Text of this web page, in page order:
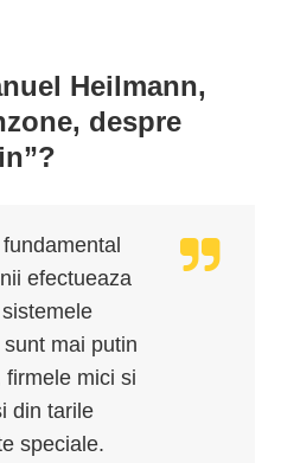
Heilmann,
despre
efectueaza
mai putin
mici si
din tarile
speciale.